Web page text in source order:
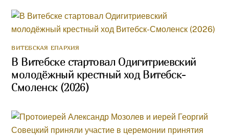
ВИТЕБСКАЯ ЕПАРХИЯ
В Витебске стартовал Одигитриевский
молодёжный крестный ход Витебск-
Смоленск (2026)